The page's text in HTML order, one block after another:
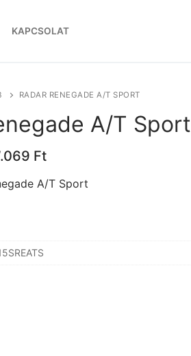
KAPCSOLAT
RADAR RENEGADE A/T SPORT
A/T Sport
FtCurrent
is:
A/T Sport